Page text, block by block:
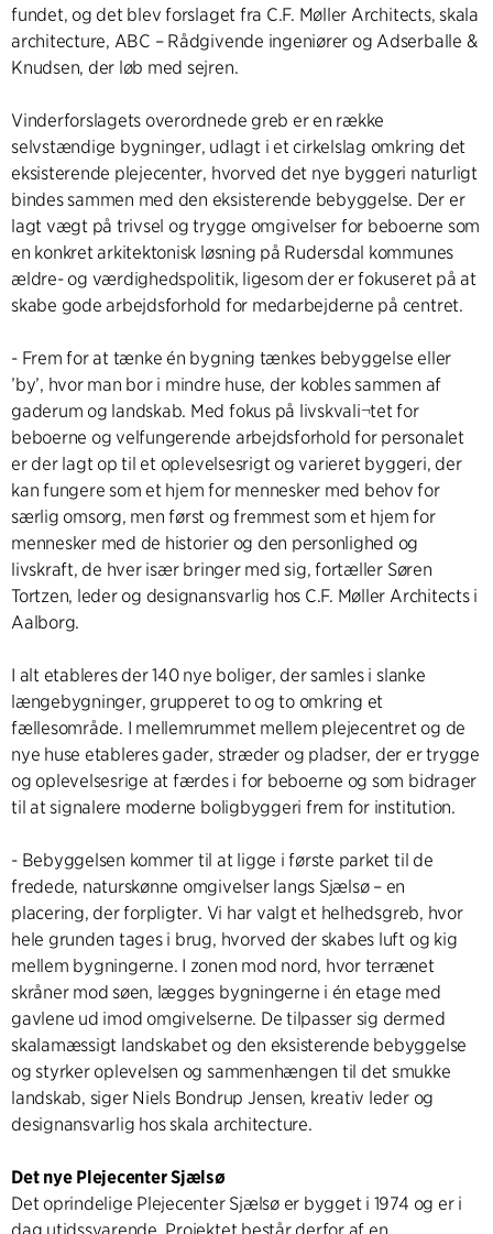
fundet, og det blev forslaget fra C.F. Møller Architects, skala
architecture, ABC – Rådgivende ingeniører og Adserballe &
Knudsen, der løb med sejren.
Vinderforslagets overordnede greb er en række
selvstændige bygninger, udlagt i et cirkelslag omkring det
eksisterende plejecenter, hvorved det nye byggeri naturligt
bindes sammen med den eksisterende bebyggelse. Der er
lagt vægt på trivsel og trygge omgivelser for beboerne som
en konkret arkitektonisk løsning på Rudersdal kommunes
ældre- og værdighedspolitik, ligesom der er fokuseret på at
skabe gode arbejdsforhold for medarbejderne på centret.
- Frem for at tænke én bygning tænkes bebyggelse eller
’by’, hvor man bor i mindre huse, der kobles sammen af
gaderum og landskab. Med fokus på livskvali¬tet for
beboerne og velfungerende arbejdsforhold for personalet
er der lagt op til et oplevelsesrigt og varieret byggeri, der
kan fungere som et hjem for mennesker med behov for
særlig omsorg, men først og fremmest som et hjem for
mennesker med de historier og den personlighed og
livskraft, de hver især bringer med sig, fortæller Søren
Tortzen, leder og designansvarlig hos C.F. Møller Architects i
Aalborg.
I alt etableres der 140 nye boliger, der samles i slanke
længebygninger, grupperet to og to omkring et
fællesområde. I mellemrummet mellem plejecentret og de
nye huse etableres gader, stræder og pladser, der er trygge
og oplevelsesrige at færdes i for beboerne og som bidrager
til at signalere moderne boligbyggeri frem for institution.
- Bebyggelsen kommer til at ligge i første parket til de
fredede, naturskønne omgivelser langs Sjælsø – en
placering, der forpligter. Vi har valgt et helhedsgreb, hvor
hele grunden tages i brug, hvorved der skabes luft og kig
mellem bygningerne. I zonen mod nord, hvor terrænet
skråner mod søen, lægges bygningerne i én etage med
gavlene ud imod omgivelserne. De tilpasser sig dermed
skalamæssigt landskabet og den eksisterende bebyggelse
og styrker oplevelsen og sammenhængen til det smukke
landskab, siger Niels Bondrup Jensen, kreativ leder og
designansvarlig hos skala architecture.
Det nye Plejecenter Sjælsø
Det oprindelige Plejecenter Sjælsø er bygget i 1974 og er i
dag utidssvarende. Projektet består derfor af en